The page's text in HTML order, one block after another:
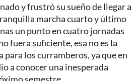
y frustró su sueño de llegar a
marcha cuarto y último
un punto en cuatro jornadas
fuera suficiente, esa no es la
los curramberos, ya que en
a conocer una inesperada